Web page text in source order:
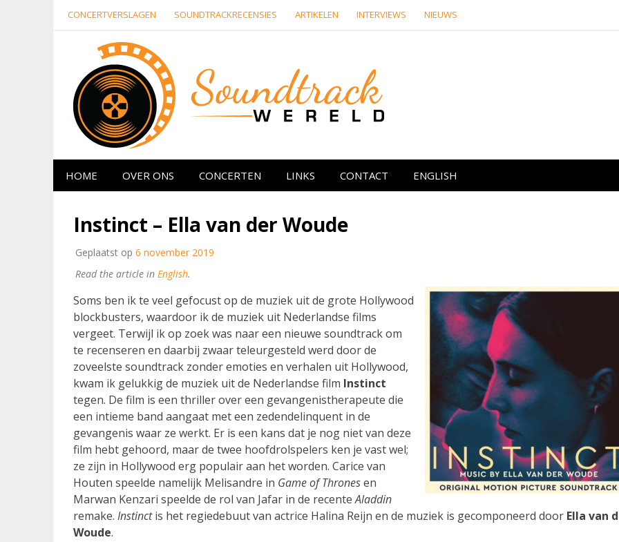
CONCERTVERSLAGEN SOUNDTRACKRECENSIES ARTIKELEN INTERVIEWS NIEUWS
Website over filmmuziek en muziek van andere media
HOME OVER ONS CONCERTEN LINKS CONTACT ENGLISH
Instinct – Ella van der Woude
Geplaatst op 6 november 2019
Read the article in English.
Soms ben ik te veel gefocust op de muziek uit de grote Hollywood
blockbusters, waardoor ik de muziek uit Nederlandse films
vergeet. Terwijl ik op zoek was naar een nieuwe soundtrack om
te recenseren en daarbij zwaar teleurgesteld werd door de
zoveelste soundtrack zonder emoties en verhalen uit Hollywood,
kwam ik gelukkig de muziek uit de Nederlandse film Instinct
tegen. De film is een thriller over een gevangenistherapeute die
een intieme band aangaat met een zedendelinquent in de
gevangenis waar ze werkt. Er is een kans dat je nog niet van deze
film hebt gehoord, maar de twee hoofdrolspelers ken je vast wel;
ze zijn in Hollywood erg populair aan het worden. Carice van
Houten speelde namelijk Melisandre in Game of Thronesen
Marwan Kenzari speelde de rol van Jafar in de recenteAladdin
remake. Instinctis het regiedebuut van actrice Halina Reijn en de muziek is gecomponeerd door Ella van
Woude.